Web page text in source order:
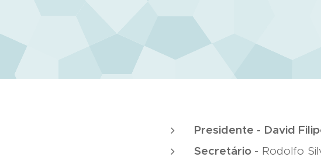
Presidente - David
Secretário - Rodolfo